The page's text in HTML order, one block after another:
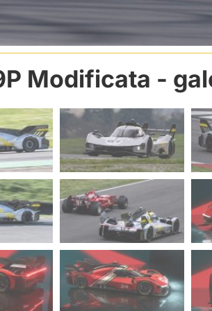
Modificata -